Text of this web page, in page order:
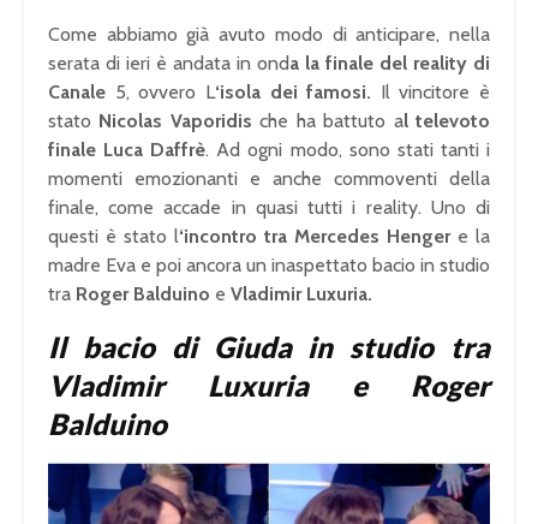
Come abbiamo già avuto modo di anticipare, nella
serata di ieri è andata in onda la finale del reality di
Canale 5, ovvero L‘isola dei famosi. Il vincitore è
stato Nicolas Vaporidis che ha battuto al televoto
finale Luca Daffrè. Ad ogni modo, sono stati tanti i
momenti emozionanti e anche commoventi della
finale, come accade in quasi tutti i reality. Uno di
questi è stato l‘incontro tra Mercedes Hengere la
madre Eva e poi ancora un inaspettato bacio in studio
tra Roger Balduino e Vladimir Luxuria.
Il bacio di Giuda in studio tra
Vladimir Luxuria e Roger
Balduino